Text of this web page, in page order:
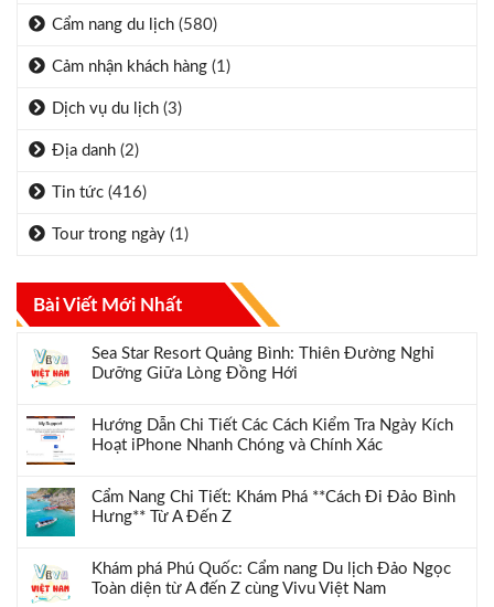
Cẩm nang du lịch (580)
Cảm nhận khách hàng (1)
Dịch vụ du lịch (3)
Địa danh (2)
Tin tức (416)
Tour trong ngày (1)
Bài Viết Mới Nhất
Sea Star Resort Quảng Bình: Thiên Đường Nghỉ
Dưỡng Giữa Lòng Đồng Hới
Hướng Dẫn Chi Tiết Các Cách Kiểm Tra Ngày Kích
Hoạt iPhone Nhanh Chóng và Chính Xác
Cẩm Nang Chi Tiết: Khám Phá **Cách Đi Đảo Bình
Hưng** Từ A Đến Z
Khám phá Phú Quốc: Cẩm nang Du lịch Đảo Ngọc
Toàn diện từ A đến Z cùng Vivu Việt Nam